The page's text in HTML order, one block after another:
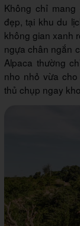
Không chỉ
đẹp, tại khu du
không gian xanh
ngựa chân ngắn
Alpaca thường
nho nhỏ vừa
thủ chụp ngay